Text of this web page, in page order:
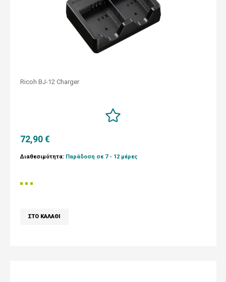
Ricoh BJ-12 Charger
72,90 €
Διαθεσιμότητα: Παράδοση σε 7 - 12 μέρες